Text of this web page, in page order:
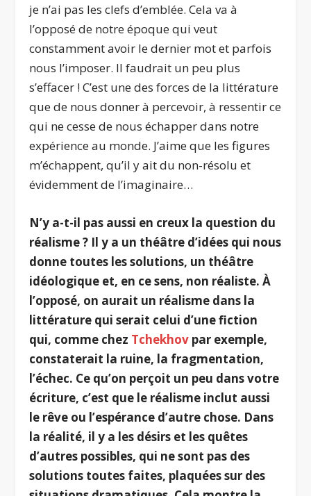
je n’ai pas les clefs d’emblée. Cela va à
l’opposé de notre époque qui veut
constamment avoir le dernier mot et parfois
nous l’imposer. Il faudrait un peu plus
s’effacer ! C’est une des forces de la littérature
que de nous donner à percevoir, à ressentir ce
qui ne cesse de nous échapper dans notre
expérience au monde. J’aime que les figures
m’échappent, qu’il y ait du non-résolu et
évidemment de l’imaginaire…
N’y a-t-il pas aussi en creux la question du
réalisme ? Il y a un théâtre d’idées qui nous
donne toutes les solutions, un théâtre
idéologique et, en ce sens, non réaliste. À
l’opposé, on aurait un réalisme dans la
littérature qui serait celui d’une fiction
qui, comme chez Tchekhov par exemple,
constaterait la ruine, la fragmentation,
l’échec. Ce qu’on perçoit un peu dans votre
écriture, c’est que le réalisme inclut aussi
le rêve ou l’espérance d’autre chose. Dans
la réalité, il y a les désirs et les quêtes
d’autres possibles, qui ne sont pas des
solutions toutes faites, plaquées sur des